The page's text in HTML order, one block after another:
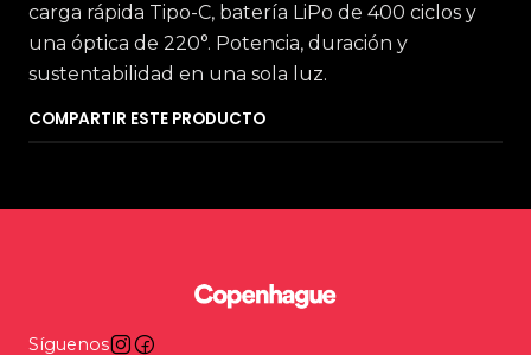
carga rápida Tipo-C, batería LiPo de 400 ciclos y
una óptica de 220°. Potencia, duración y
sustentabilidad en una sola luz.
COMPARTIR ESTE PRODUCTO
Síguenos